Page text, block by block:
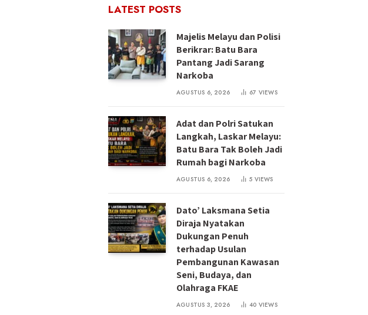
LATEST POSTS
Majelis Melayu dan Polisi
Berikrar: Batu Bara
Pantang Jadi Sarang
Narkoba
AGUSTUS 6, 2026 67 VIEWS
Adat dan Polri Satukan
Langkah, Laskar Melayu:
Batu Bara Tak Boleh Jadi
Rumah bagi Narkoba
AGUSTUS 6, 2026 5 VIEWS
Dato’ Laksmana Setia
Diraja Nyatakan
Dukungan Penuh
terhadap Usulan
Pembangunan Kawasan
Seni, Budaya, dan
Olahraga FKAE
AGUSTUS 3, 2026 40 VIEWS